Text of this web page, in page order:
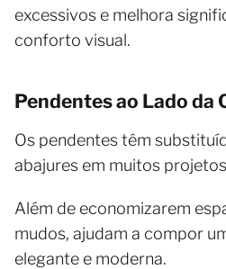
excessivos e melhora
conforto visual.
Pendentes ao Lado da
Os pendentes têm
abajures em muitos
Além de economizarem
mudos, ajudam a compor
elegante e moderna.